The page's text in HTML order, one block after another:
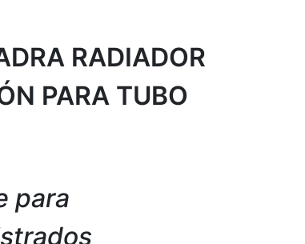
RADIADOR
PARA TUBO
para